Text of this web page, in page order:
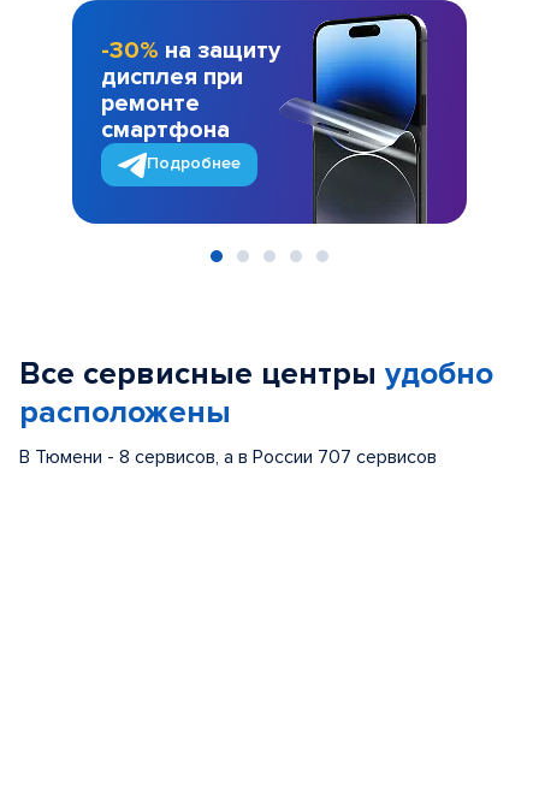
-30% на защиту
дисплея при
ремонте
смартфона
Подробнее
Все сервисные центры удобно
расположены
В Тюмени - 8 сервисов, а в России 707 сервисов